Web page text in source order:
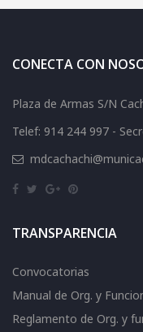
CONECTA CON
Plaza de Armas S/N
Telef: 914 244 997 -
TRANSPARENCIA
Convocatorias
Manual de Org. y
Reglamento de Org. y